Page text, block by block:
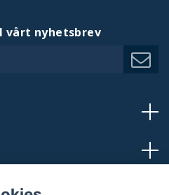
vårt nyhetsbrev